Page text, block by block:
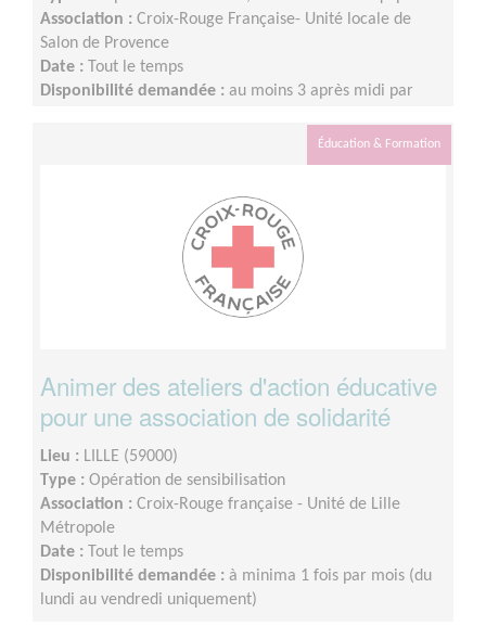
Association : Croix-Rouge Française- Unité locale de
Salon de Provence
Date : Tout le temps
Disponibilité demandée : au moins 3 après midi par
Éducation & Formation
Animer des ateliers d'action éducative
pour une association de solidarité
Lieu : LILLE (59000)
Type : Opération de sensibilisation
Association : Croix-Rouge française - Unité de Lille
Métropole
Date : Tout le temps
Disponibilité demandée : à minima 1 fois par mois (du
lundi au vendredi uniquement)